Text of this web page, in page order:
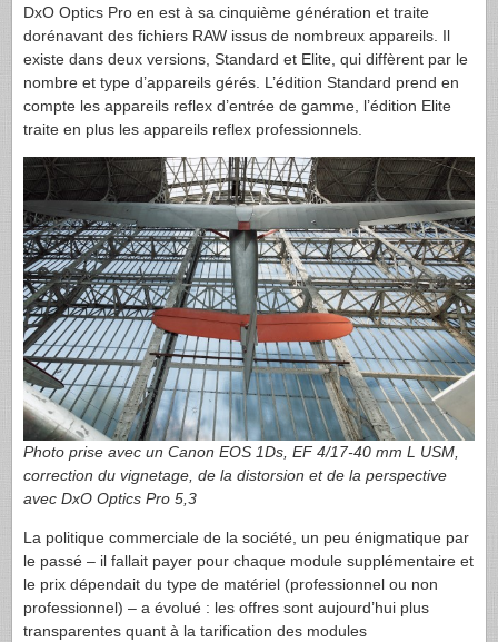
DxO Optics Pro en est à sa cinquième génération et traite
dorénavant des fichiers RAW issus de nombreux appareils. Il
existe dans deux versions, Standard et Elite, qui diffèrent par le
nombre et type d’appareils gérés. L’édition Standard prend en
compte les appareils reflex d’entrée de gamme, l’édition Elite
traite en plus les appareils reflex professionnels.
Photo prise avec un Canon EOS 1Ds, EF 4/17-40 mm L USM
correction du vignetage, de la distorsion et de la perspective
avec DxO Optics Pro 5,3
La politique commerciale de la société, un peu énigmatique par
le passé – il fallait payer pour chaque module supplémentaire et
le prix dépendait du type de matériel (professionnel ou non
professionnel) – a évolué : les offres sont aujourd’hui plus
transparentes quant à la tarification des modules